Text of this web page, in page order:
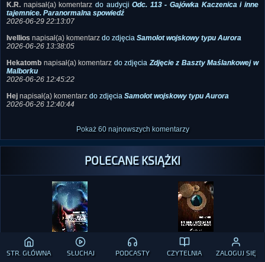
STR. GŁÓWNA SŁUCHAJ PODCASTY CZYTELNIA ZALOGUJ SIĘ
K.R. napisał(a) komentarz do audycjiOdc. 113 - Gajówka Kaczenica i inne
tajemnice. Paranormalna spowiedź
2026-06-29 22:13:07
Ivellios napisał(a) komentarz do zdjęcia Samolot wojskowy typu Aurora
2026-06-26 13:38:05
Hekatomb napisał(a) komentarz do zdjęciaZdjęcie z Baszty Maślankowej w
Malborku
2026-06-26 12:45:22
Hej napisał(a) komentarz do zdjęcia Samolot wojskowy typu Aurora
2026-06-26 12:40:44
Pokaż 60 najnowszych komentarzy
POLECANE KSIĄŻKI
Dariusz Foint
Dariusz Foint